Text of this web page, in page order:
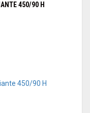
450/90 H